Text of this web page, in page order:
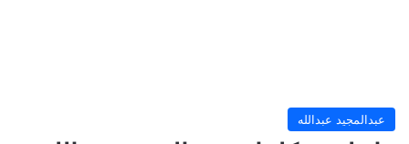
عبدالمجيد عبدالله